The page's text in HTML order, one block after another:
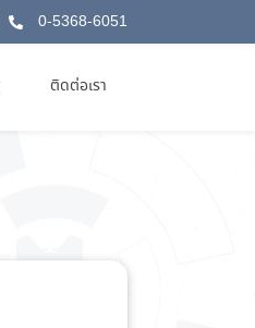
0-5368-6051
ติดต่อเรา